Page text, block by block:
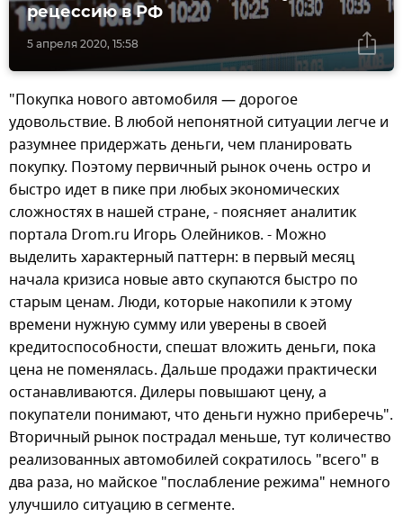
5 апреля 2020, 15:58
рецессию в РФ
"Покупка нового автомобиля — дорогое
удовольствие. В любой непонятной ситуации легче и
разумнее придержать деньги, чем планировать
покупку. Поэтому первичный рынок очень остро и
быстро идет в пике при любых экономических
сложностях в нашей стране, - поясняет аналитик
портала Drom.ru Игорь Олейников. - Можно
выделить характерный паттерн: в первый месяц
начала кризиса новые авто скупаются быстро по
старым ценам. Люди, которые накопили к этому
времени нужную сумму или уверены в своей
кредитоспособности, спешат вложить деньги, пока
цена не поменялась. Дальше продажи практически
останавливаются. Дилеры повышают цену, а
покупатели понимают, что деньги нужно приберечь".
Вторичный рынок пострадал меньше, тут количество
реализованных автомобилей сократилось "всего" в
два раза, но майское "послабление режима" немного
улучшило ситуацию в сегменте.